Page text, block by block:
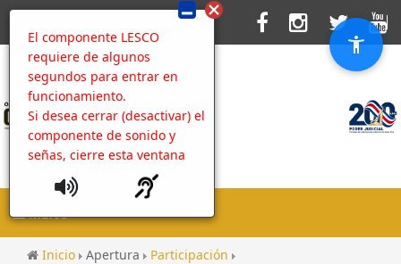
El componente LESCO
requiere de algunos
segundos para entrar en
funcionamiento.
Si desea cerrar (desactivar) el
componente de sonido y
señas, cierre esta ventana
MENU
Inicio Apertura
Participación